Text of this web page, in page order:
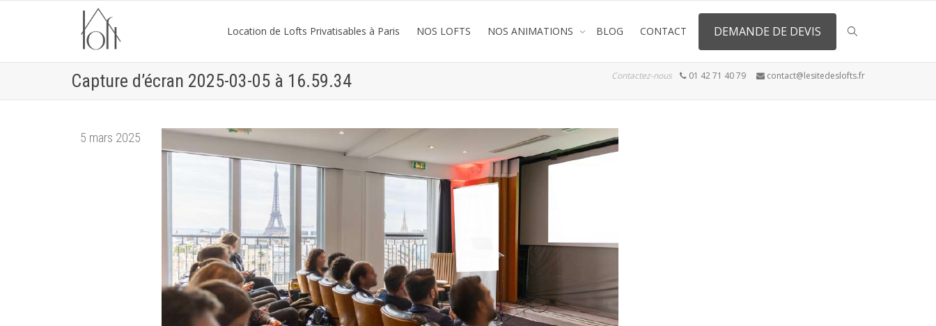
Location de Lofts Privatisables à Paris NOS LOFTS NOS ANIMATIONS BLOG CONTACT DEMANDE DE DEVIS
Capture d’écran 2025-03-05 à 16.59.34 Contactez-nous 01 42 71 40 79 contact@lesitedeslofts.fr
5 mars 2025